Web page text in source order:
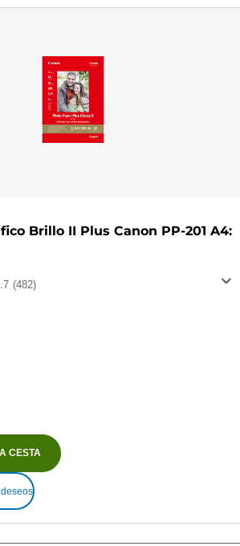
Brillo II Plus Canon PP-201 A4:
(482)
CESTA